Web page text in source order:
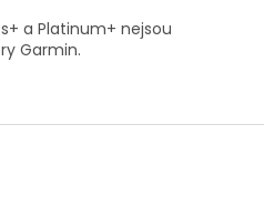
a Platinum+ nejsou
Garmin.